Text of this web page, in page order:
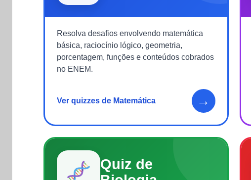
Resolva desafios envolvendo matemática
básica, raciocínio lógico, geometria,
porcentagem, funções e conteúdos cobrados
no ENEM.
Ver quizzes de Matemática →
Quiz de